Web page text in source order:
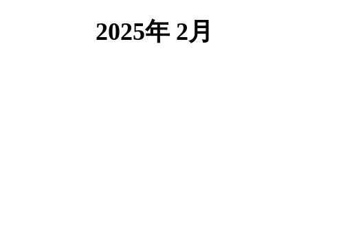
2025年 2月